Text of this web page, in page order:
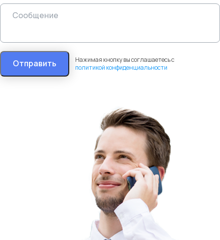
Отправить
Нажимая кнопку вы соглашаетесь с
политикой конфиденциальности